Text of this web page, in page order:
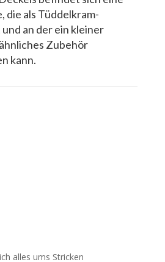
die als Tüddelkram-
an der ein kleiner
Zubehör
kann.
alles ums Stricken